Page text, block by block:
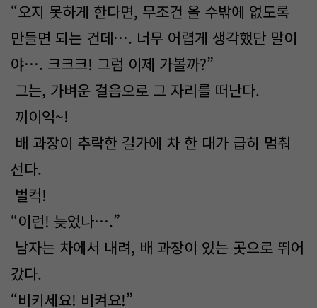
“오지 못하게 한다면, 무조건 올 수밖에 없도록
만들면 되는 건데…. 너무 어렵게 생각했단 말이
야…. 크크크! 그럼 이제 가볼까?”
그는, 가벼운 걸음으로 그 자리를 떠난다.
끼이익~!
배 과장이 추락한 길가에 차 한 대가 급히 멈춰
선다.
벌컥!
“이런! 늦었나….”
남자는 차에서 내려, 배 과장이 있는 곳으로 뛰어
갔다.
“비키세요! 비켜요!”